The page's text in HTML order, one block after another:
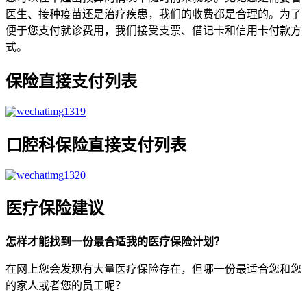
医生、接种疫苗还是治疗疾患，我们的收费都是合理的。为了
便于您支付就诊费用，我们接受支票、借记卡和信用卡付款方
式。
保险直接支付列表
口腔科保险直接支付列表
医疗保险建议
怎样才能找到一份最合适我的医疗保险计划？
在网上您会发现有大量医疗保险存在，但哪一份最适合您和您
的家人或者您的员工呢？